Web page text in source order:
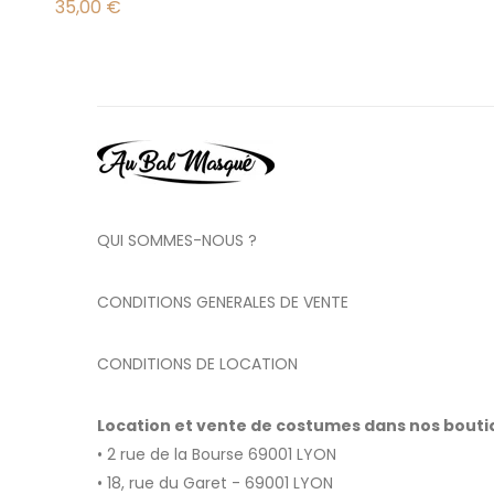
35,00 €
QUI SOMMES-NOUS ?
CONDITIONS GENERALES DE VENTE
CONDITIONS DE LOCATION
Location et vente de costumes dans nos
• 2 rue de la Bourse 69001 LYON
• 18, rue du Garet - 69001 LYON